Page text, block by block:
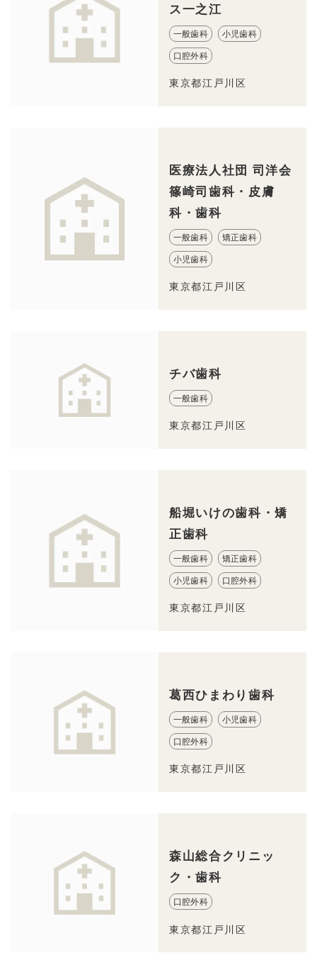
ス一之江
一般歯科 小児歯科
口腔外科
東京都江戸川区
医療法人社団 司洋会
篠崎司歯科・皮膚
科・歯科
一般歯科 矯正歯科
小児歯科
東京都江戸川区
チバ歯科
一般歯科
東京都江戸川区
船堀いけの歯科・矯
正歯科
一般歯科 矯正歯科
小児歯科 口腔外科
東京都江戸川区
葛西ひまわり歯科
一般歯科 小児歯科
口腔外科
東京都江戸川区
森山総合クリニッ
ク・歯科
口腔外科
東京都江戸川区